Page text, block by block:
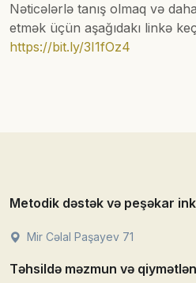
Nəticələrlə tanış olmaq və
etmək üçün aşağıdakı linkə
https://bit.ly/3I1fOz4
Metodik dəstək və peşəkar
Mir Cəlal Paşayev 71
Təhsildə məzmun və